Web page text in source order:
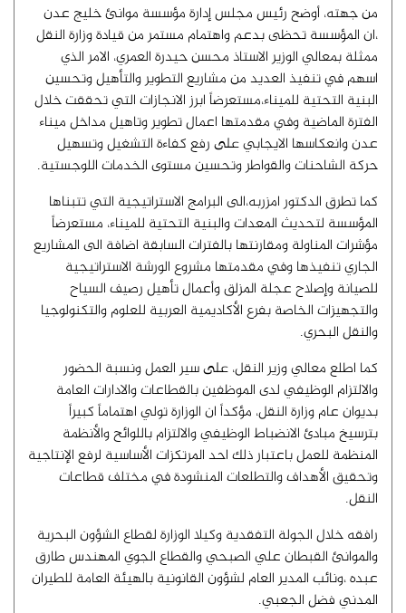
من جهته، أوضح رئيس مجلس إدارة مؤسسة موانئ خليج عدن
،ان المؤسسة تحظى بدعم واهتمام مستمر من قيادة وزارة النقل
ممثلة بمعالي الوزير الاستاذ محسن حيدرة العمري، الامر الذي
اسهم في تنفيذ العديد من مشاريع التطوير والتأهيل وتحسين
البنية التحتية للميناء،مستعرضاً ابرز الانجازات التي تحققت خلال
الفترة الماضية وفي مقدمتها اعمال تطوير وتاهيل مداخل ميناء
عدن وانعكاسها الايجابي على رفع كفاءة التشغيل وتسهيل
حركة الشاحنات والقواطر وتحسين مستوى الخدمات اللوجستية.
كما تطرق الدكتور امزربه،الى البرامج الاستراتيجية التي تتبناها
المؤسسة لتحديث المعدات والبنية التحتية للميناء، مستعرضاً
مؤشرات المناولة ومقارنتها بالفترات السابقة اضافة الى المشاريع
الجاري تنفيذها وفي مقدمتها مشروع الورشة الاستراتيجية
للصيانة وإصلاح عجلة المزلق وأعمال تأهيل رصيف السياح
والتجهيزات الخاصة بفرع الأكاديمية العربية للعلوم والتكنولوجيا
والنقل البحري.
كما اطلع معالي وزير النقل، على سير العمل ونسبة الحضور
والالتزام الوظيفي لدى الموظفين بالقطاعات والادارات العامة
بديوان عام وزارة النقل، مؤكداً ان الوزارة تولي اهتماماً كبيراً
بترسيخ مبادئ الانضباط الوظيفي والالتزام باللوائح والأنظمة
المنظمة للعمل باعتبار ذلك احد المرتكزات الأساسية لرفع الإنتاجية
وتحقيق الأهداف والتطلعات المنشودة في مختلف قطاعات
النقل.
رافقه خلال الجولة التفقدية وكيلا الوزارة لقطاع الشؤون البحرية
والموانئ القبطان علي الصبحي والقطاع الجوي المهندس طارق
عبده ،ونائب المدير العام لشؤون القانونية بالهيئة العامة للطيران
المدني فضل الجعبي.